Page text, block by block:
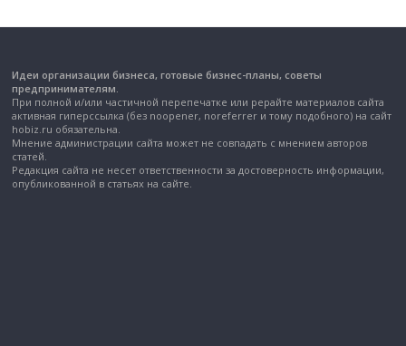
Идеи организации бизнеса, готовые бизнес-планы, советы
предпринимателям.
При полной и/или частичной перепечатке или рерайте материалов сайта
активная гиперссылка (без noopener, noreferrer и тому подобного) на сайт
hobiz.ru обязательна.
Мнение администрации сайта может не совпадать с мнением авторов
статей.
Редакция сайта не несет ответственности за достоверность информации,
опубликованной в статьях на сайте.